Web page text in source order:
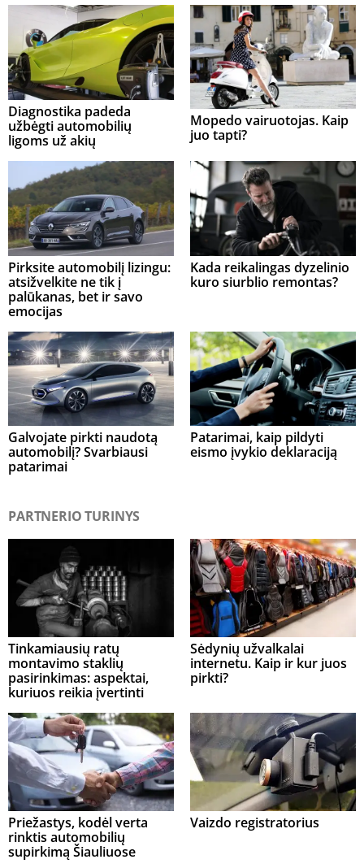
Diagnostika padeda
užbėgti automobilių
ligoms už akių
Mopedo vairuotojas. Kaip
juo tapti?
Pirksite automobilį lizingu:
atsižvelkite ne tik į
palūkanas, bet ir savo
emocijas
Kada reikalingas dyzelinio
kuro siurblio remontas?
Galvojate pirkti naudotą
automobilį? Svarbiausi
patarimai
Patarimai, kaip pildyti
eismo įvykio deklaraciją
PARTNERIO TURINYS
Tinkamiausių ratų
montavimo staklių
pasirinkimas: aspektai,
kuriuos reikia įvertinti
Sėdynių užvalkalai
internetu. Kaip ir kur juos
pirkti?
Priežastys, kodėl verta
rinktis automobilių
supirkimą Šiauliuose
Vaizdo registratorius